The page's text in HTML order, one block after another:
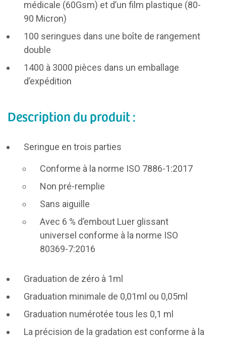
médicale (60Gsm) et d’un film plastique (80-
90 Micron)
100 seringues dans une boîte de rangement
double
1400 à 3000 pièces dans un emballage
d’expédition
Description du produit :
Seringue en trois parties
Conforme à la norme ISO 7886-1:2017
Non pré-remplie
Sans aiguille
Avec 6 % d’embout Luer glissant
universel conforme à la norme ISO
80369-7:2016
Graduation de zéro à 1ml
Graduation minimale de 0,01ml ou 0,05ml
Graduation numérotée tous les 0,1 ml
La précision de la gradation est conforme à la